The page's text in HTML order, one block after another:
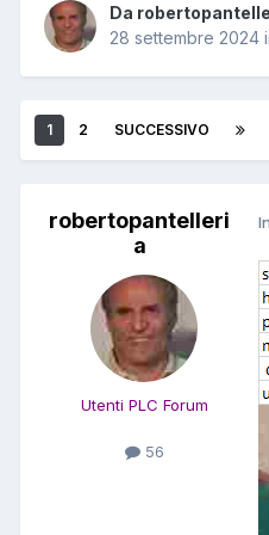
Da
28 settembre 2024
1 2 SUCCESSIVO
robertopantelleri
a
Utenti PLC Forum
56